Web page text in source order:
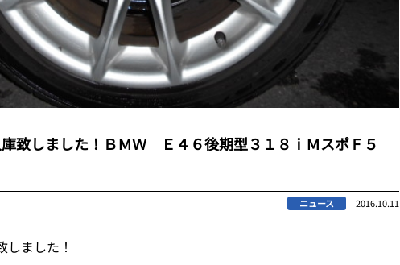
致しました！ＢＭＷ Ｅ４６後期型３１８ｉＭスポＦ５
ニュース 2016.10.11
ました！